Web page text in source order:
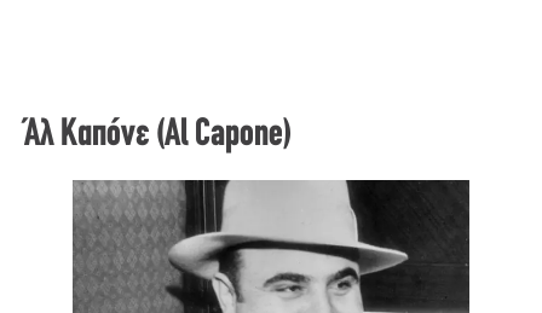
Άλ Καπόνε (Al Capone)